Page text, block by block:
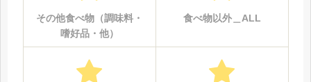
その他食べ物（調味料・
嗜好品・他）
食べ物以外＿ALL